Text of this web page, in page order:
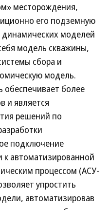
месторождения,
его подземную
моделей
модель скважины,
сбора и
модель.
более
и является
решений по
подключение
автоматизированной
процессом (АСУ-
упростить
автоматизировав